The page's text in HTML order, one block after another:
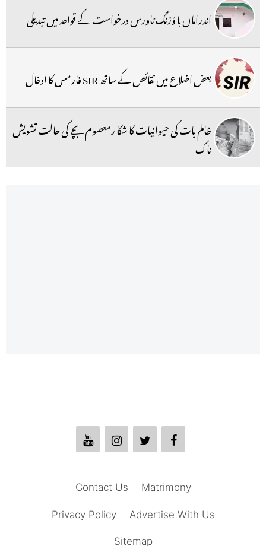
اندراماں ہا ؤزنگ ٹاورس درخواست کے قواعد میں تبدیلی
بعض اضلاع میں نقائص کے ساتھ SIR فارمس کا ادخال
ظالم بات کی حیوانیات کا شکا رمعصوم بچے کی حالت تشویش
ناک
Matrimony
Contact Us
Advertise With Us
Privacy Policy
Sitemap